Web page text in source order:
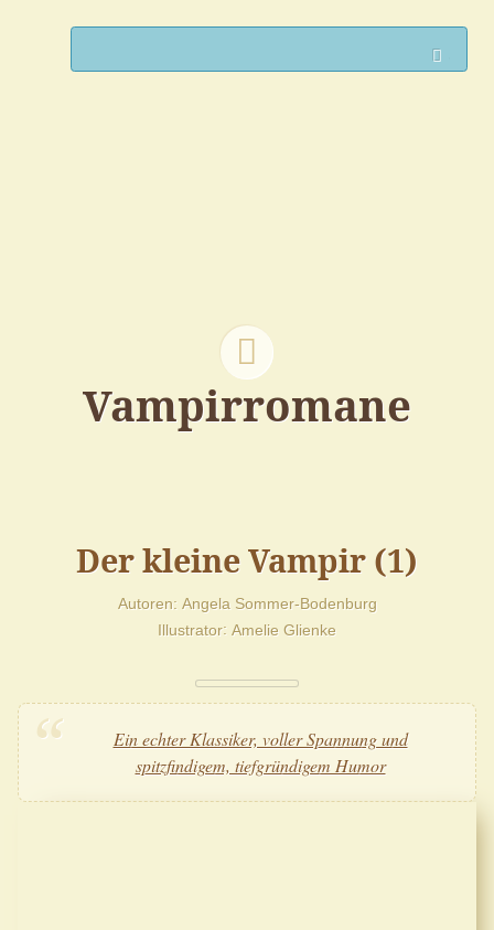
Vampirromane
Der kleine Vampir (1)
Autoren Angela Sommer-Bodenburg
Illustrator Amelie Glienke
Ein echter Klassiker, voller Spannung und
spitzfindigem, tiefgründigem Humor